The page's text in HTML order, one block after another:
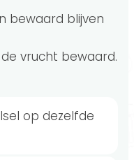
bewaard blijven
vrucht bewaard.
op dezelfde